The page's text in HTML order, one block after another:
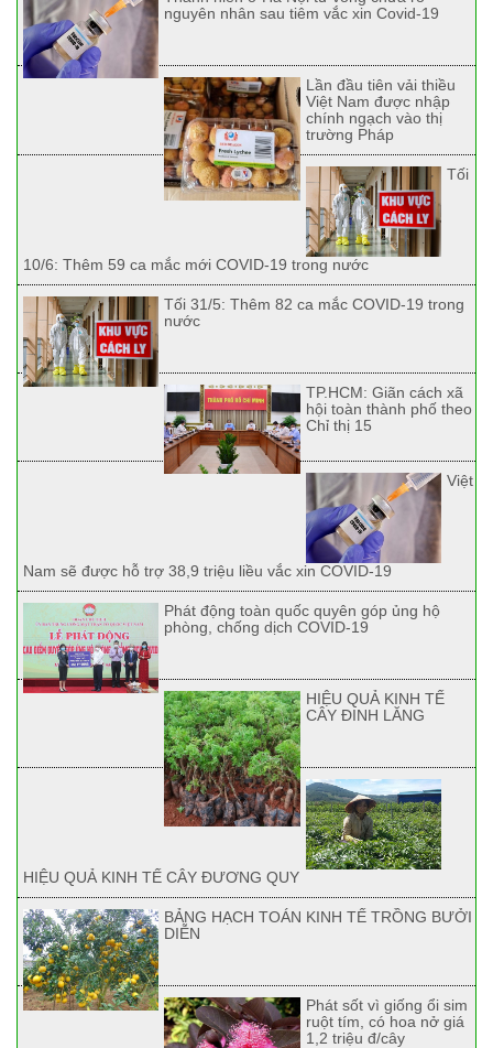
nguyên nhân sau tiêm vắc xin Covid-19
Lần đầu tiên vải thiều
Việt Nam được nhập
chính ngạch vào thị
trường Pháp
Tối
10/6: Thêm 59 ca mắc mới COVID-19 trong nước
Tối 31/5: Thêm 82 ca mắc COVID-19 trong
nước
TP.HCM: Giãn cách xã
hội toàn thành phố theo
Chỉ thị 15
Việt
Nam sẽ được hỗ trợ 38,9 triệu liều vắc xin COVID-19
Phát động toàn quốc quyên góp ủng hộ
phòng, chống dịch COVID-19
HIỆU QUẢ KINH TẾ
CÂY ĐINH LĂNG
HIỆU QUẢ KINH TẾ CÂY ĐƯƠNG QUY
BẢNG HẠCH TOÁN KINH TẾ TRỒNG BƯỞI
DIỄN
Phát sốt vì giống ổi sim
ruột tím, có hoa nở giá
1,2 triệu đ/cây